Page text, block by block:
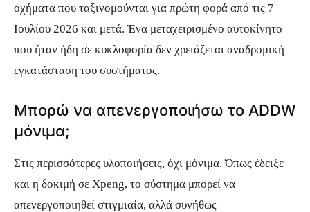
οχήματα που ταξινομούνται για πρώτη φορά από τις 7
Ιουλίου 2026 και μετά. Ένα μεταχειρισμένο αυτοκίνητο
που ήταν ήδη σε κυκλοφορία δεν χρειάζεται αναδρομική
εγκατάσταση του συστήματος.
Μπορώ να απενεργοποιήσω το ADDW
μόνιμα;
Στις περισσότερες υλοποιήσεις, όχι μόνιμα. Όπως έδειξε
και η δοκιμή σε Xpeng, το σύστημα μπορεί να
απενεργοποιηθεί στιγμιαία, αλλά συνήθως